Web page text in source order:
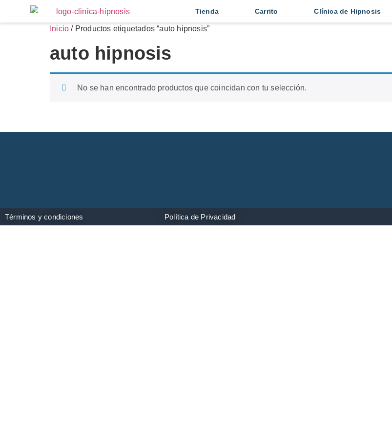
Tienda Carrito Clínica de Hipnosis
Inicio / Productos etiquetados “auto hipnosis”
auto hipnosis
No se han encontrado productos que coincidan con tu selección.
Términos y condiciones Política de Privacidad